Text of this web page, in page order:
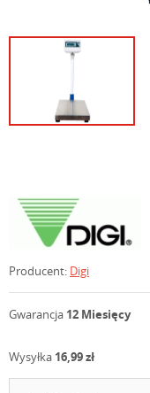
Producent: Digi
Gwarancja 12 Miesięcy
Wysyłka 16,99 zł